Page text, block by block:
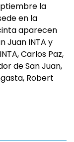
la
en la
aparecen
Juan INTA y
Carlos Paz,
de San Juan,
Robert